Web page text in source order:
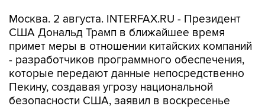
Москва. 2 августа. INTERFAX.RU - Президент
США Дональд Трамп в ближайшее время
примет меры в отношении китайских компаний
- разработчиков программного обеспечения,
которые передают данные непосредственно
Пекину, создавая угрозу национальной
безопасности США, заявил в воскресенье